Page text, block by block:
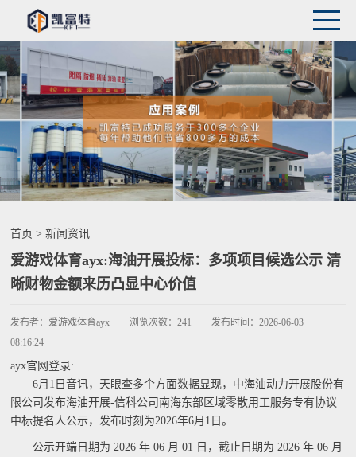
首页 >新闻资讯
爱游戏体育ayx:海油开展投标：多项项目候选公示 清
晰财物金额来历凸显中心价值
发布者： 爱游戏体育ayx 浏览次数：241 发布时间：2026-06-03
08:16:24
ayx官网登录:
6月1日音讯，天眼查多个方面数据显现，中海油动力开展股份有
限公司发布海油开展-信科公司南海东部区域零散用工服务专有协议
中标提名人公示，发布时刻为2026年6月1日。
公示开端日期为 2026 年 06 月 01 日，截止日期为 2026 年 06 月